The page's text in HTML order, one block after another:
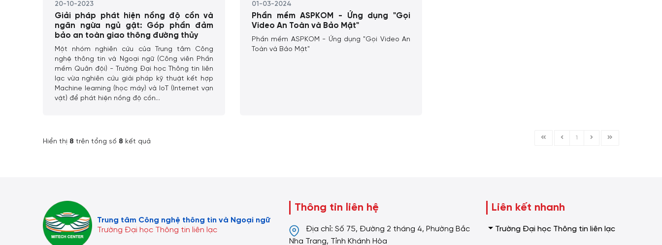
20-10-2023
Giải pháp phát hiện nồng độ cồn và
ngăn ngừa ngủ gật: Góp phần đảm
bảo an toàn giao thông đường thủy
Một nhóm nghiên cứu của Trung tâm Công
nghệ thông tin và Ngoại ngữ (Công viên Phần
mềm Quân đội) - Trường Đại học Thông tin liên
lạc vừa nghiên cứu giải pháp kỹ thuật kết hợp
Machine learning (học máy) và IoT (Internet vạn
vật) để phát hiện nồng độ cồn...
01-03-2024
Phần mềm ASPKOM - Ứng dụng "Gọi
Video An Toàn và Bảo Mật"
Phần mềm ASPKOM - Ứng dụng "Gọi Video An
Toàn và Bảo Mật"
Hiển thị 8 trên tổng số 8 kết quả
1
Trung tâm Công nghệ thông tin và Ngoại ngữ
Trường Đại học Thông tin liên lạc
Thông tin liên hệ
Địa chỉ: Số 75, Đường 2 tháng 4, Phường Bắc
Nha Trang, Tỉnh Khánh Hòa
Liên kết nhanh
Trường Đại học Thông tin liên lạc